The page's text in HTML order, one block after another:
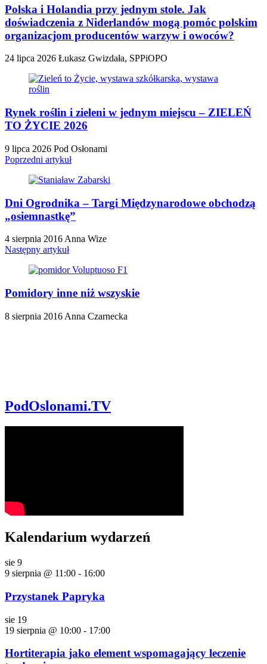
Polska i Holandia przy jednym stole. Jak
doświadczenia z Niderlandów mogą pomóc polskim
organizacjom producentów warzyw i owoców?
24 lipca 2026 Łukasz Gwizdała, SPPiOPO
Rynek roślin i zieleni w jednym miejscu – ZIELEŃ
TO ŻYCIE 2026
9 lipca 2026 Pod Osłonami
Poprzedni artykuł
Dni Ogrodnika – Targi Międzynarodowe obchodzą
„osiemnastkę”
4 sierpnia 2016 Anna Wize
Następny artykuł
Pomidory inne niż wszyskie
8 sierpnia 2016 Anna Czarnecka
PodOslonami.TV
Kalendarium wydarzeń
sie 9
9 sierpnia @ 11:00 - 16:00
Przystanek Papryka
sie 19
19 sierpnia @ 10:00 - 17:00
Hortiterapia jako element wspomagający leczenie